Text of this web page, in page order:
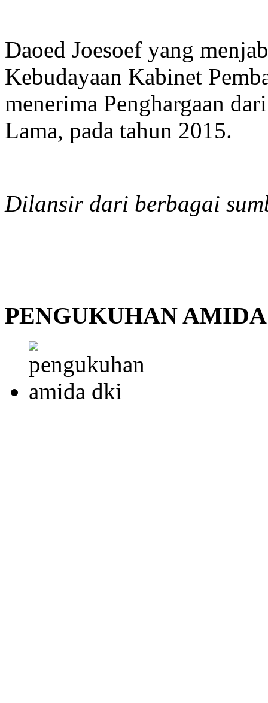
Daoed Joesoef yang
Kebudayaan Kabinet
menerima Penghargaan
Lama, pada tahun 2015.
Dilansir dari berbagai
PENGUKUHAN